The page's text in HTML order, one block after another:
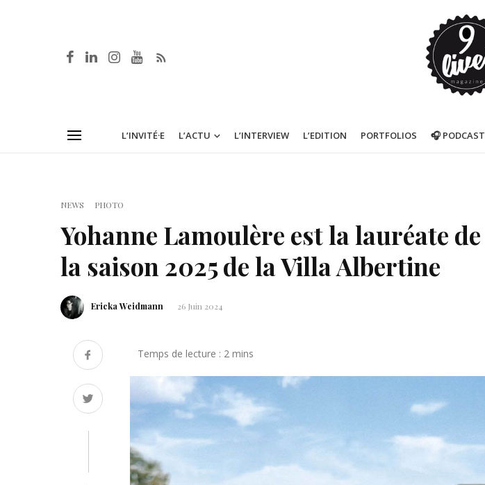
L’INVITÉ·E L’ACTU L’INTERVIEW L’EDITION PORTFOLIOS 🎧 PODCAST
NEWS PHOTO
Yohanne Lamoulère est la lauréate de
la saison 2025 de la Villa Albertine
Ericka Weidmann 26 Juin 2024